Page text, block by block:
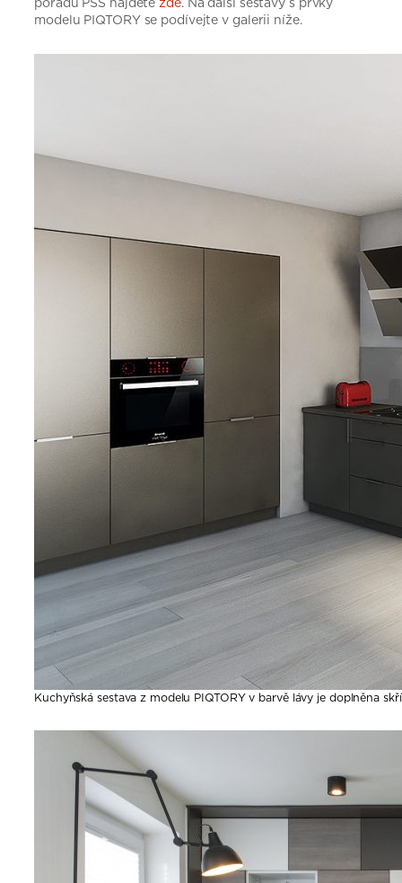
modelu PIQTORY se podívejte v galerii níže.
Kuchyňská sestava z modelu PIQTORY v barvě lávy je doplněna